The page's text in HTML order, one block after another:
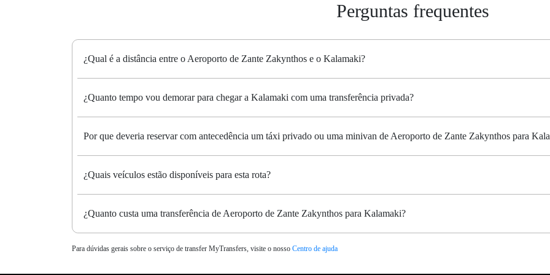
Perguntas frequentes
¿Qual é a distância entre o Aeroporto de Zante Zakynthos e o Kalamaki?
¿Quanto tempo vou demorar para chegar a Kalamaki com uma transferência privada?
Por que deveria reservar com antecedência um táxi privado ou uma minivan de Aeroporto de Zante Zakynthos para
¿Quais veículos estão disponíveis para esta rota?
¿Quanto custa uma transferência de Aeroporto de Zante Zakynthos para Kalamaki?
Para dúvidas gerais sobre o serviço de transfer MyTransfers, visite o nosso Centro de ajuda